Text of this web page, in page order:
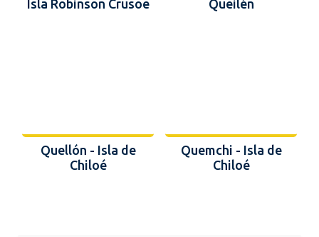
Isla Robinson Crusoe Queilén
Quellón - Isla de
Chiloé
Quemchi - Isla de
Chiloé